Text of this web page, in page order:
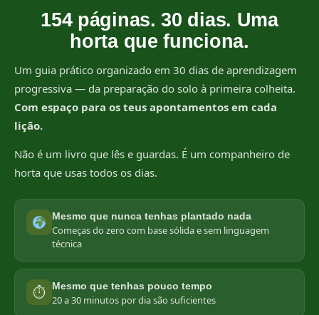
154 páginas. 30 dias. Uma
horta que funciona.
Um guia prático organizado em 30 dias de aprendizagem
progressiva — da preparação do solo à primeira colheita.
Com espaço para os teus apontamentos em cada
lição.
Não é um livro que lês e guardas. É um companheiro de
horta que usas todos os dias.
Mesmo que nunca tenhas plantado nada
Começas do zero com base sólida e sem linguagem
técnica
⏱ Mesmo que tenhas pouco tempo
20 a 30 minutos por dia são suficientes